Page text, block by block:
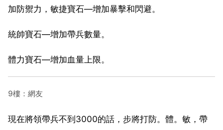
加防禦力，敏捷寶石—增加暴擊和閃避。
統帥寶石—增加帶兵數量。
體力寶石—增加血量上限。
9樓：網友
現在將領帶兵不到3000的話，步將打防。體。敏，帶